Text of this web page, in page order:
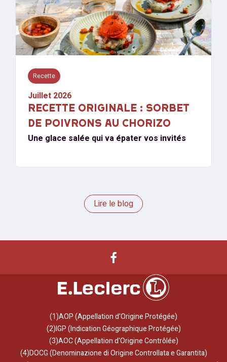
Recette
Juillet 2026
RECETTE ORIGINALE : SORBET
DE POIVRONS AU CHORIZO
Une glace salée qui va épater vos invités
Lire le blog
(1)AOP (Appellation d'Origine Protégée)
(2)IGP (Indication Géographique Protégée)
(3)AOC (Appellation d'Origine Contrôlée)
(4)DOCG (Denominazione di Origine Controllata e Garantita)